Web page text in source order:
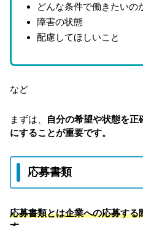
どんな条件で働きたいの
障害の状態
配慮してほしいこと
など
まずは、
自分の希望や状態を正
にすることが重要です。
応募書類
応募書類とは企業への応募す